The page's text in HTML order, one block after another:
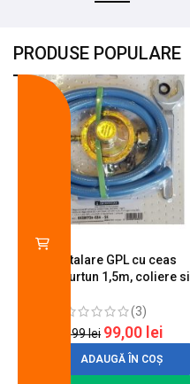
PRODUSE POPULARE
Kit instalare GPL cu ceas
butelie, furtun 1,5m, coliere si
(3)
120,99lei 99,00 lei
ADAUGĂ ÎN COȘ